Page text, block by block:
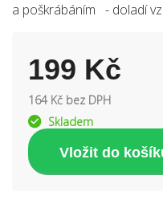
a poškrábáním - doladí
199 Kč
164 Kč bez DPH
Skladem